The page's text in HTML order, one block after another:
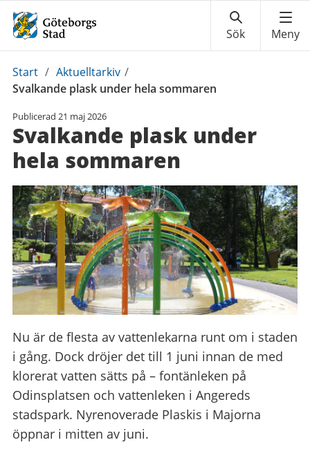
Du
är
Start / Aktuelltarkiv /
Svalkande plask under hela sommaren
Publicerad 21 maj 2026
Svalkande plask under
hela sommaren
Nu är de flesta av vattenlekarna runt om i staden
i gång. Dock dröjer det till 1 juni innan de med
klorerat vatten sätts på – fontänleken på
Odinsplatsen och vattenleken i Angereds
stadspark. Nyrenoverade Plaskis i Majorna
öppnar i mitten av juni.